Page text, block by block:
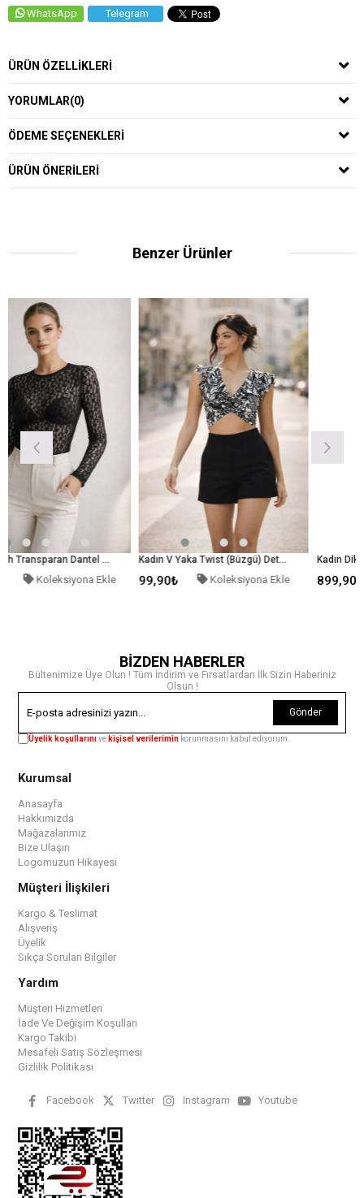
WhatsApp Telegram
ÜRÜN ÖZELLIKLERI
YORUMLAR(0)
ÖDEME SEÇENEKLERI
ÜRÜN ÖNERILERI
Benzer Ürünler
Kadın Siyah Transparan Dantel Uzun Kollu İç Gösteren Likralı Tül Bluz
Ekle
Kadın V Yaka Twist (Büzgü) Detaylı Siyah Beyaz Desenli Crop Bluz
99,90₺ Koleksiyona Ekle 899,90₺
BİZDEN HABERLER
Bültenimize Üye Olun ! Tüm İndirim ve Fırsatlardan İlk Sizin Haberiniz
Olsun !
Gönder
Üyelik koşullarınıve kişisel verilerimin korunmasını kabul ediyorum.
Kurumsal
Anasayfa
Hakkımızda
Mağazalarımız
Bize Ulaşın
Logomuzun Hikayesi
Müşteri İlişkileri
Kargo & Teslimat
Alışveriş
Üyelik
Sıkça Sorulan Bilgiler
Yardım
Müşteri Hizmetleri
İade Ve Değişim Koşulları
Kargo Takibi
Mesafeli Satış Sözleşmesi
Gizlilik Politikası
Facebook Twitter Instagram Youtube